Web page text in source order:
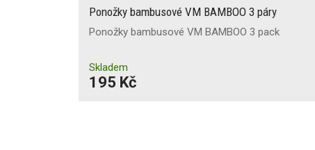
Ponožky bambusové VM BAMBOO 3 páry
Ponožky bambusové VM BAMBOO 3 pack
Skladem
195 Kč